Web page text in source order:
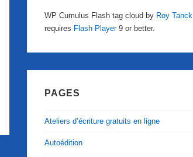
WP Cumulus Flash tag cloud by Roy Tanck
requires Flash Player9 or better.
PAGES
Ateliers d’écriture gratuits en ligne
Autoédition